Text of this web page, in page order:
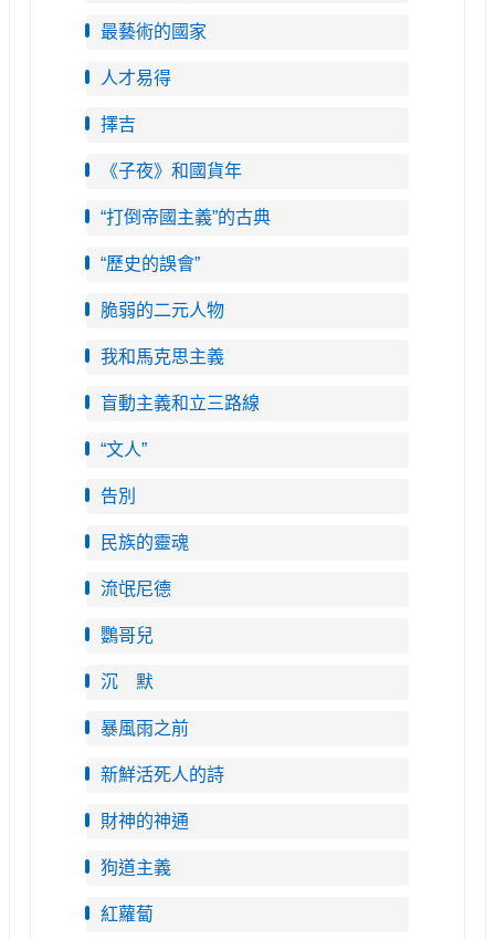
最藝術的國家
人才易得
擇吉
《子夜》和國貨年
“打倒帝國主義”的古典
“歷史的誤會”
脆弱的二元人物
我和馬克思主義
盲動主義和立三路線
“文人”
告別
民族的靈魂
流氓尼德
鸚哥兒
沉 默
暴風雨之前
新鮮活死人的詩
財神的神通
狗道主義
紅蘿蔔